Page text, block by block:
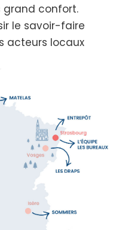
grand confort.
le savoir-faire
acteurs locaux